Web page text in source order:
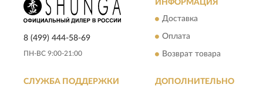
8 (499) 444-58-69
ПН-ВС 9:00-21:00
ИНФОРМАЦИЯ
Доставка
Оплата
Возврат товара
СЛУЖБА ПОДДЕРЖКИ ДОПОЛНИТЕЛЬНО